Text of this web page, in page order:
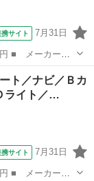
携サイト 7月31日
名： ２０Ｃ－
／Ｂｌｕｅｔｏ
ト／ナビ／Ｂカ
ライト／…
携サイト 7月31日